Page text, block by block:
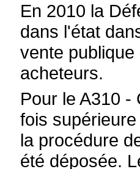
En 2010 la
dans l'état
vente
acheteurs.
Pour le A310 -
fois
la procédure
été déposée.